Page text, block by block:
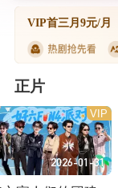
VIP首三月9元/月
正片
2026-01-31
VIP